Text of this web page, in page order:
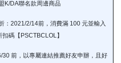
K/DA聯名款周邊商品
：2021/2/14前，消費滿 100 元並輸入
扣碼【PSCTBCLOL】
30 前，以專屬連結推薦好友申辦，且好